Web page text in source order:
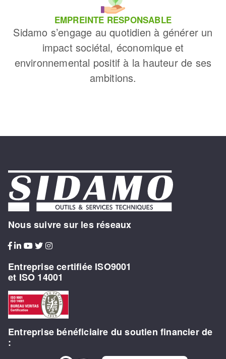
EMPREINTE RESPONSABLE
Sidamo s’engage au quotidien à générer un
impact sociétal, économique et
environnemental positif à la hauteur de ses
ambitions.
Nous suivre sur les réseaux
Entreprise certifiée ISO9001
et ISO 14001
Entreprise bénéficiaire du soutien financier de
: